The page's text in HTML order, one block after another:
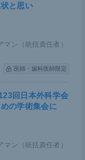
と思い
ン（統括責任者）
医師・歯科医師限定
回日本外科学会
の学術集会に
ン（統括責任者）